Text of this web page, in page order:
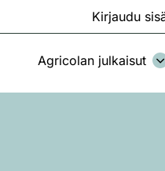
Kirjaudu
Agricolan julkaisut